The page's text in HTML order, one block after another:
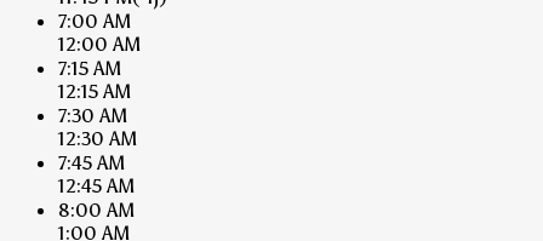
7:00 AM
12:00 AM
7:15 AM
12:15 AM
7:30 AM
12:30 AM
7:45 AM
12:45 AM
8:00 AM
1:00 AM